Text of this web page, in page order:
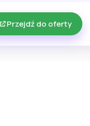
Przejdź do oferty